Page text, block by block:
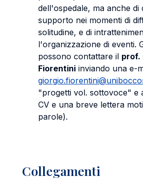
dell'ospedale, ma anche di
supporto nei momenti di
solitudine, e di
l'organizzazione di eventi.
possono contattare il prof.
Fiorentini inviando una e-
"progetti vol. sottovoce" e
CV e una breve lettera
parole).
Collegamenti